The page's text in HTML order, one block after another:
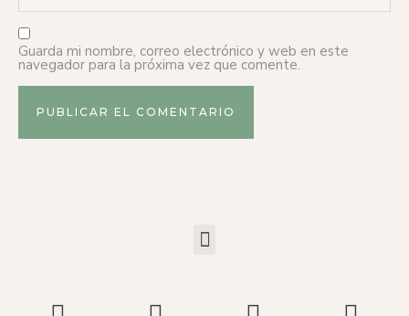
Guarda mi nombre, correo electrónico y web en este
navegador para la próxima vez que comente.